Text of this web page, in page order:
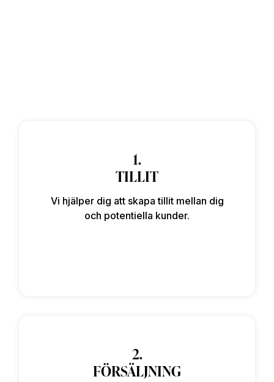
1.
TILLIT
Vi hjälper dig att skapa tillit mellan dig
och potentiella kunder.
2.
FÖRSÄLJNING